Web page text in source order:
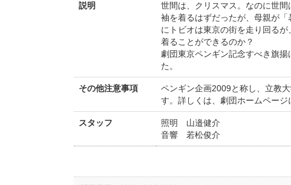
説明
世間は、クリスマス。なのに世
袖を着るはずだったが、母親が
にトビオは東京の街を走り回る
着ることができるのか？
劇団東京ペンギン記念すべき旗
た。
その他注意事項
ペンギン企画2009と称し、立教
す。詳しくは、劇団ホームページ
スタッフ
照明 山邉健介
音響 若松俊介